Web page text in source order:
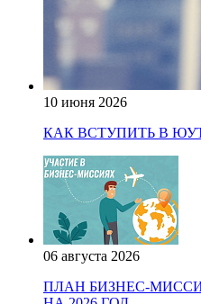
10 июня 2026
КАК ВСТУПИТЬ В
06 августа 2026
ПЛАН БИЗНЕС-